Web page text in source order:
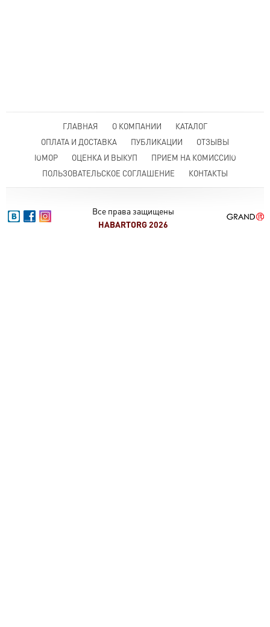
ГЛАВНАЯ О КОМПАНИИ
КАТАЛОГ
ОПЛАТА И ДОСТАВКА
ПУБЛИКАЦИИ
ОТЗЫВЫ
ЮМОР
ОЦЕНКА И ВЫКУП
ПРИЕМ НА КОМИССИЮ
ПОЛЬЗОВАТЕЛЬСКОЕ СОГЛАШЕНИЕ
КОНТАКТЫ
Все права защищены
HABARTORG 2026